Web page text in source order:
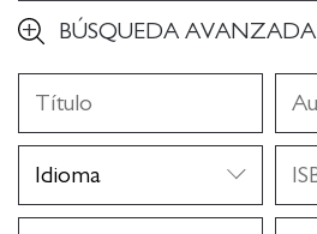
BÚSQUEDA AVANZADA